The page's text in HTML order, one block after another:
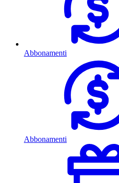
Abbonamenti
Abbonamenti